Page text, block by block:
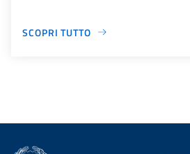
SCOPRI TUTTO